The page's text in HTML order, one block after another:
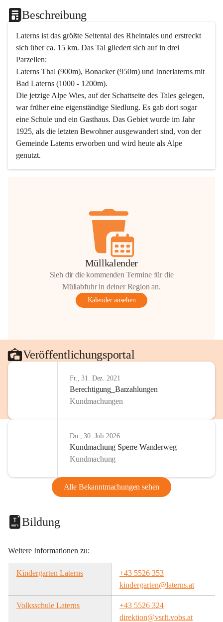
Beschreibung
Laterns ist das größte Seitental des Rheintales und erstreckt
sich über ca. 15 km. Das Tal gliedert sich auf in drei
Parzellen:
Laterns Thal (900m), Bonacker (950m) und Innerlaterns mit
Bad Laterns (1000 - 1200m).
Die jetzige Alpe Wies, auf der Schattseite des Tales gelegen,
war früher eine eigenständige Siedlung. Es gab dort sogar
eine Schule und ein Gasthaus. Das Gebiet wurde im Jahr
1925, als die letzten Bewohner ausgewandert sind, von der
Gemeinde Laterns erworben und wird heute als Alpe
genutzt.
Müllkalender
Sieh dir die kommenden Termine für die
Müllabfuhr in deiner Region an.
Kalender ansehen
Veröffentlichungsportal
Fr., 31. Dez. 2021
Berechtigung_Barzahlungen
Kundmachungen
Do., 30. Juli 2026
Kundmachung Sperre Wanderweg
Kundmachung
Alle Bekanntmachungen sehen
Bildung
Weitere Informationen zu:
Kindergarten Laterns
+43 5526 353
kindergarten@laterns.at
Volksschule Laterns
+43 5526 324
direktion@vsrlt.vobs.at